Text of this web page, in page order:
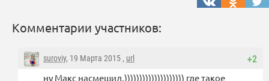
Комментарии участников:
+2
suroviy, 19 Марта 2015 , url
ну Макс насмешил.)))))))))))))))))))) где такое